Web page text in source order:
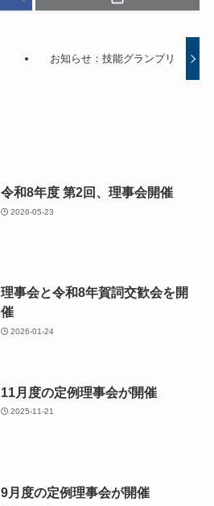
お知らせ：技能グランプリ
令和8年度 第2回、理事会開催
2026-05-23
理事会と令和8年賀詞交歓会を開
催
2026-01-24
11月度の定例理事会が開催
2025-11-21
9月度の定例理事会が開催